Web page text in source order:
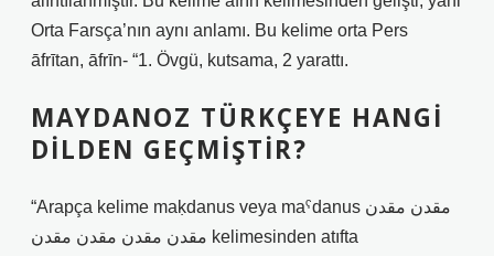
Orta Farsça’nın aynı anlamı. Bu kelime orta Pers
āfrītan, āfrīn- “1. Övgü, kutsama, 2 yarattı.
MAYDANOZ TÜRKÇEYE HANGI
DILDEN GEÇMIŞTIR?
“Arapça kelime maḳdanus veya maˁdanus مقدن مقدن
مقدن مقدن مقدن مقدن kelimesinden atıfta